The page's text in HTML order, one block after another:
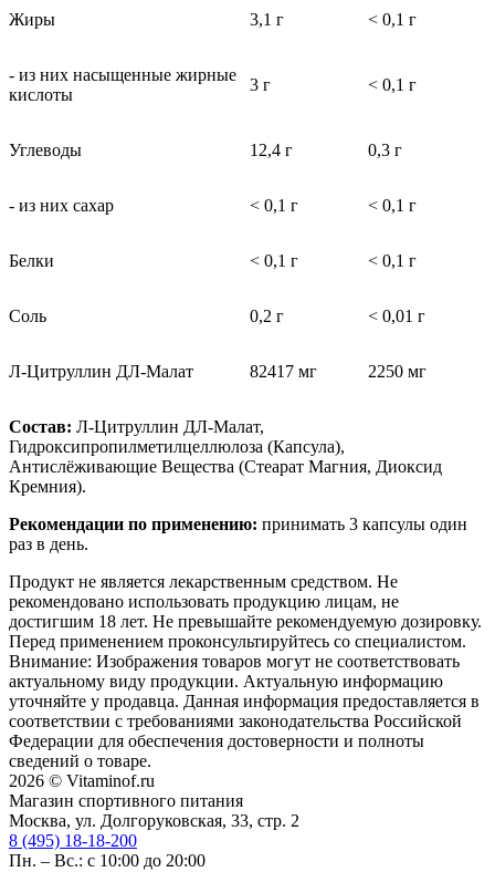
Жиры 3,1 г < 0,1 г
- из них насыщенные жирные
кислоты
3 г < 0,1 г
Углеводы 12,4 г 0,3 г
- из них сахар < 0,1 г < 0,1 г
Белки < 0,1 г < 0,1 г
Соль 0,2 г < 0,01 г
Л-Цитруллин ДЛ-Малат 82417 мг 2250 мг
Состав: Л-Цитруллин ДЛ-Малат,
Гидроксипропилметилцеллюлоза (Капсула),
Антислёживающие Вещества (Стеарат Магния, Диоксид
Кремния).
Рекомендации по применению: принимать 3 капсулы один
раз в день.
Продукт не является лекарственным средством. Не
рекомендовано использовать продукцию лицам, не
достигшим 18 лет. Не превышайте рекомендуемую дозировку.
Перед применением проконсультируйтесь со специалистом.
Внимание: Изображения товаров могут не соответствовать
актуальному виду продукции. Актуальную информацию
уточняйте у продавца. Данная информация предоставляется в
соответствии с требованиями законодательства Российской
Федерации для обеспечения достоверности и полноты
сведений о товаре.
2026 © Vitaminof.ru
Магазин спортивного питания
Москва, ул. Долгоруковская, 33, стр. 2
8 (495) 18-18-200
Пн. – Вс.: с 10:00 до 20:00